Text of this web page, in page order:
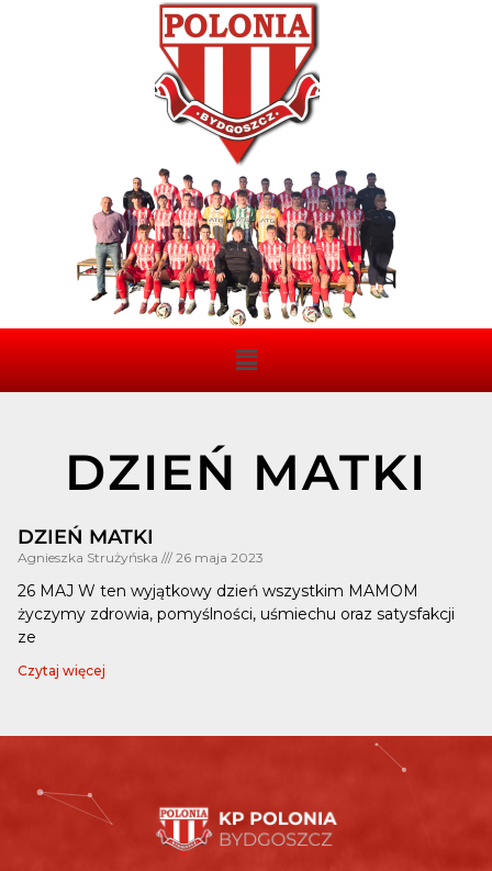
DZIEŃ MATKI
DZIEŃ MATKI
Agnieszka Strużyńska 26 maja 2023
26 MAJ W ten wyjątkowy dzień wszystkim MAMOM
życzymy zdrowia, pomyślności, uśmiechu oraz satysfakcji
ze
Czytaj więcej